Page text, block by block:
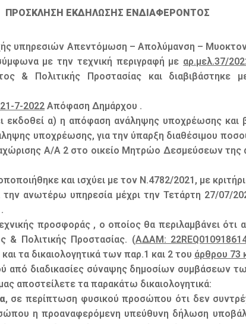
ΠΡΟΣΚΛΗΣΗ ΕΚΔΗΛΩΣΗΣ ΕΝΔΙΑΦΕΡΟΝΤΟΣ
υπηρεσιών Απεντόμωση – Απολύμανση –
με την τεχνική περιγραφή με αρ.μελ.37/
& Πολιτικής Προστασίας και διαβιβάστηκε
7-2022 Απόφαση Δημάρχου .
εκδοθεί α) η απόφαση ανάληψης υποχρέωσης και
υποχρέωσης, για την ύπαρξη διαθέσιμου
Α/Α 2 στο οικείο Μητρώο Δεσμεύσεων της
και ισχύει με τον Ν.4782/2021, με
ανωτέρω υπηρεσία μέχρι την Τετάρτη 27/07/
προσφοράς , ο οποίος θα περιλαμβάνει ότι
& Πολιτικής Προστασίας. (ΑΔΑΜ:
τα δικαιολογητικά των παρ.1 και 2 του άρθρου 73
από διαδικασίες σύναψης δημοσίων συμβάσεων
αποστείλετε τα παρακάτω δικαιολογητικά:
, σε περίπτωση φυσικού προσώπου ότι δεν
η προαναφερόμενη υπεύθυνη δήλωση